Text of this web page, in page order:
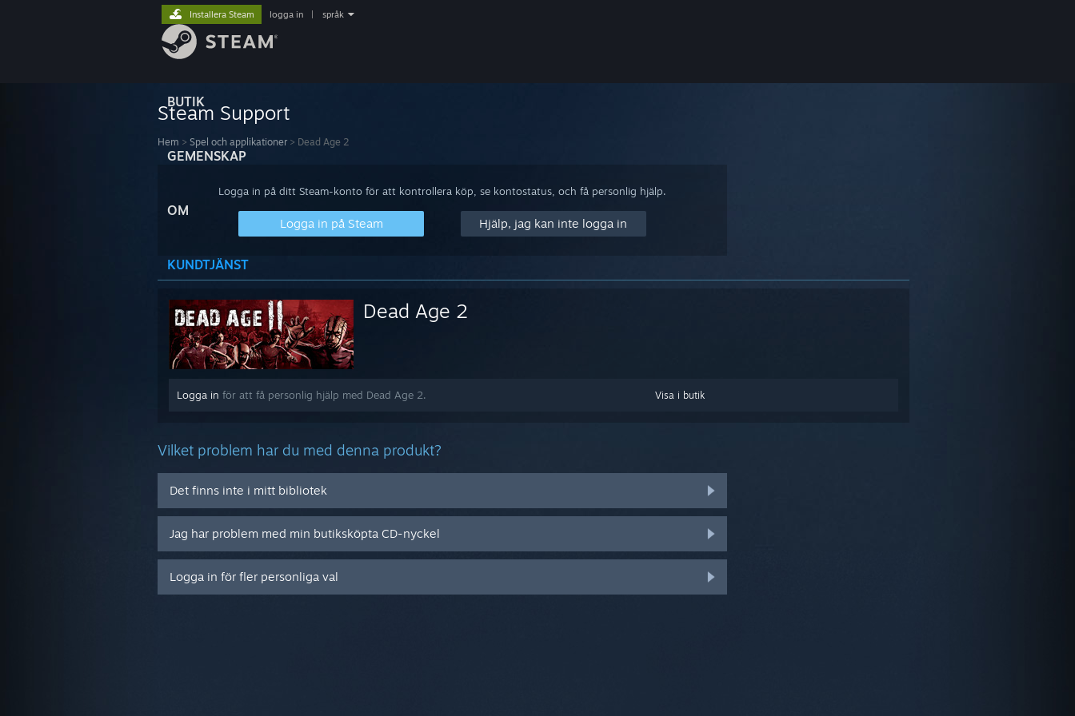
BUTIK
GEMENSKAP
OM
KUNDTJÄNST
Installera Steam logga in språk
Steam Support
Hem > Spel och applikationer > Dead Age 2
Logga in på ditt Steam-konto för att kontrollera köp, se kontostatus, och få personlig hjälp.
Logga in på Steam Hjälp, jag kan inte logga in
Dead Age 2
Visa i butik
Logga in för att få personlig hjälp med Dead Age 2.
Vilket problem har du med denna produkt?
Det finns inte i mitt bibliotek
Jag har problem med min butiksköpta CD-nyckel
Logga in för fler personliga val